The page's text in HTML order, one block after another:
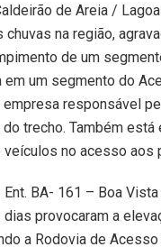
de Areia /
na região,
de um
um segmento do
responsável
trecho. Também
no acesso aos
BA- 161 – Boa
provocaram a
a Rodovia de